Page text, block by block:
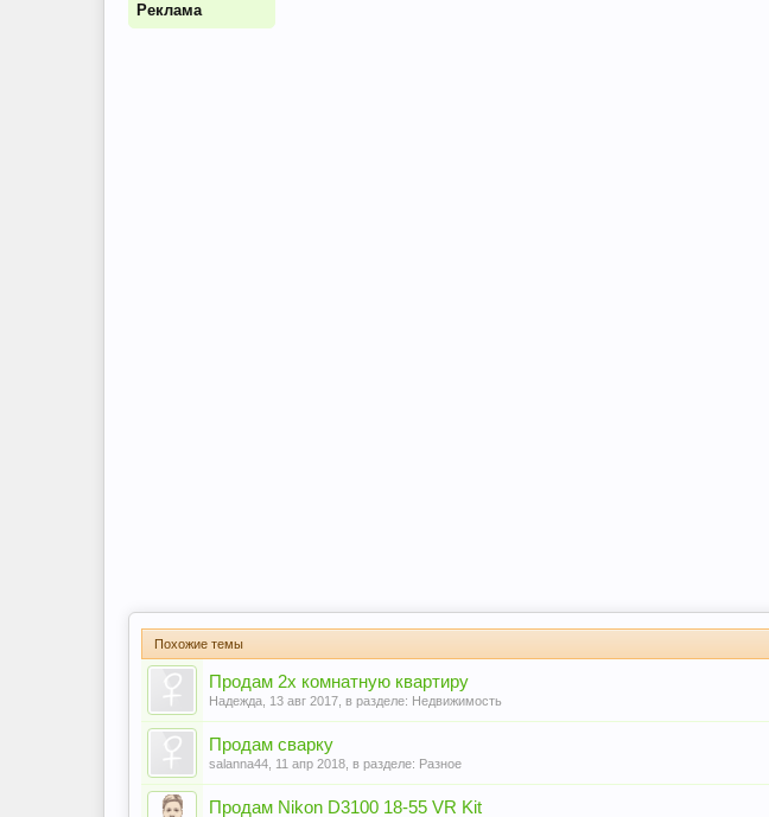
Реклама
Похожие темы
Продам 2х комнатную квартиру
Надежда 13 авг 2017 , в разделе: Недвижимость
Продам сварку
salanna44 11 апр 2018 , в разделе: Разное
Продам Nikon D3100 18-55 VR Kit